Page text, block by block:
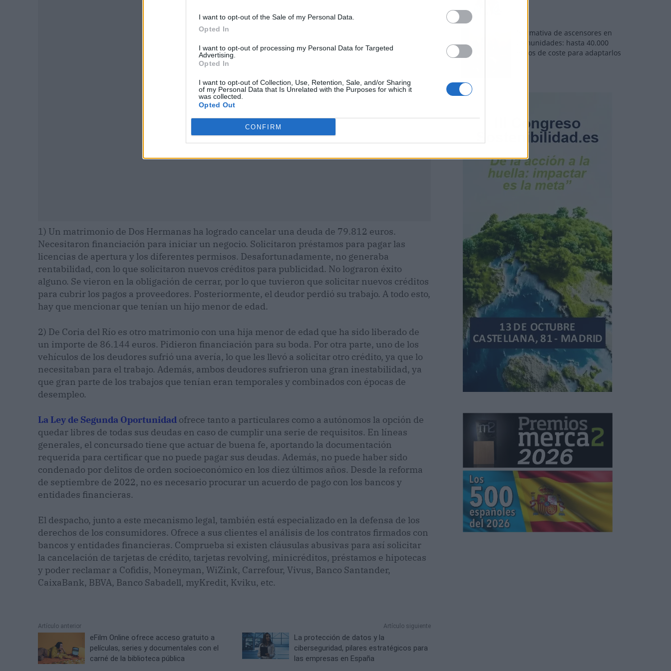
I want to opt-out of the Sale of my Personal Data.
Opted In
I want to opt-out of processing my Personal Data for Targeted
Advertising.
Opted In
I want to opt-out of Collection, Use, Retention, Sale, and/or Sharing
of my Personal Data that Is Unrelated with the Purposes for which it
was collected.
Opted Out
CONFIRM
1) Un matrimonio de Dos Hermanas ha logrado cancelar una deuda de 79.812 euros.
Necesitaron financiación para iniciar un negocio. Solicitaron préstamos para pagar las
licencias de apertura y los diferentes permisos. Desafortunadamente, no generaba
rentabilidad, con lo que solicitaron nuevos créditos para publicidad. No lograron éxito
alguno. Se vieron en la obligación de cerrar, por lo que tuvieron que solicitar nuevos créditos
para cubrir los pagos a proveedores. Posteriormente, el deudor perdió su trabajo. A todo esto,
hay que mencionar que tenían un hijo menor de edad.
2) De Coria del Río es otro matrimonio con una hija menor de edad que ha sido liberado de
un importe de 86.144 euros. Pidieron financiación para su boda. Por otra parte, uno de los
vehículos de los deudores sufrió una avería, lo que les llevó a solicitar otro crédito, ya que lo
necesitaban para el trabajo. Además, ambos deudores sufrieron una gran inestabilidad, ya
que gran parte de los trabajos que tenían eran temporales y combinados con épocas de
desempleo.
La Ley de Segunda Oportunidad ofrece tanto a particulares como a autónomos la opción de
quedar libres de todas sus deudas en caso de cumplir una serie de requisitos. En líneas
generales, el concursado tiene que actuar de buena fe, aportando la documentación
requerida para certificar que no puede pagar sus deudas. Además, no puede haber sido
condenado por delitos de orden socioeconómico en los diez últimos años. Desde la reforma
de septiembre de 2022, no es necesario procurar un acuerdo de pago con los bancos y
entidades financieras.
El despacho, junto a este mecanismo legal, también está especializado en la defensa de los
derechos de los consumidores. Ofrece a sus clientes el análisis de los contratos firmados con
bancos y entidades financieras. Comprueba si existen cláusulas abusivas para así solicitar
la cancelación de tarjetas de crédito, tarjetas revolving, minicréditos, préstamos e hipotecas
y poder reclamar a Cofidis, Moneyman, WiZink, Carrefour, Vivus, Banco Santander,
CaixaBank, BBVA, Banco Sabadell, myKredit, Kviku, etc.
Artículo anterior
eFilm Online ofrece acceso gratuito a
películas, series y documentales con el
carné de la biblioteca pública
Artículo siguiente
La protección de datos y la
ciberseguridad, pilares estratégicos para
las empresas en España
Normativa de ascensores en
comunidades: hasta 40.000
euros de coste para adaptarlos